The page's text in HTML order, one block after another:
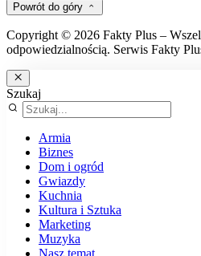
Powrót do góry
Copyright © 2026 Fakty Plus –
odpowiedzialnością. Serwis Fakty
Szukaj
Armia
Biznes
Dom i ogród
Gwiazdy
Kuchnia
Kultura i Sztuka
Marketing
Muzyka